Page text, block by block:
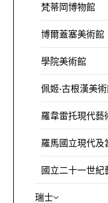
梵蒂岡博物館
博爾蓋塞美術館
學院美術館
佩姬·古根漢美
羅韋雷托現代藝
羅馬國立現代及
國立二十一世紀
瑞士